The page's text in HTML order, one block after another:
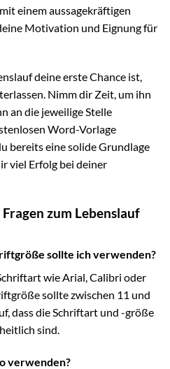
einem aussagekräftigen
Motivation und Eignung für
deine erste Chance ist,
Nimm dir Zeit, um ihn
an die jeweilige Stelle
Word-Vorlage
bereits eine solide Grundlage
viel Erfolg bei deiner
zum Lebenslauf
sollte ich verwenden?
wie Arial, Calibri oder
sollte zwischen 11 und
dass die Schriftart und -größe
sind.
verwenden?